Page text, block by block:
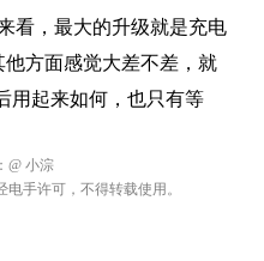
看，最大的升级就是充电
方面感觉大差不差，就
用起来如何，也只有等
@ 小淙
手许可，不得转载使用。